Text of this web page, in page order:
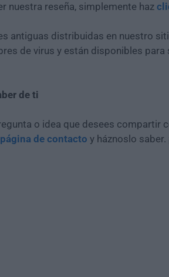
nuestra reseña, simplemente haz
antiguas distribuidas en nuestro
de virus y están disponibles para
de ti
o idea que desees compartir
página de contacto y háznoslo saber.